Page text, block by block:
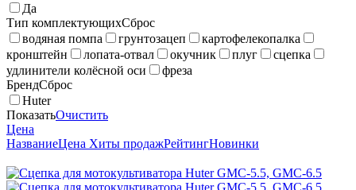
Да
Тип комплектующихСброс
водяная помпа
грунтозацеп
картофелекопалка
кронштейн
лопата-отвал окучник плуг
сцепка
удлинители колёсной оси
фреза
БрендСброс
Huter
ПоказатьОчистить
Цена
НазваниеЦена Хиты продажРейтингНовинки